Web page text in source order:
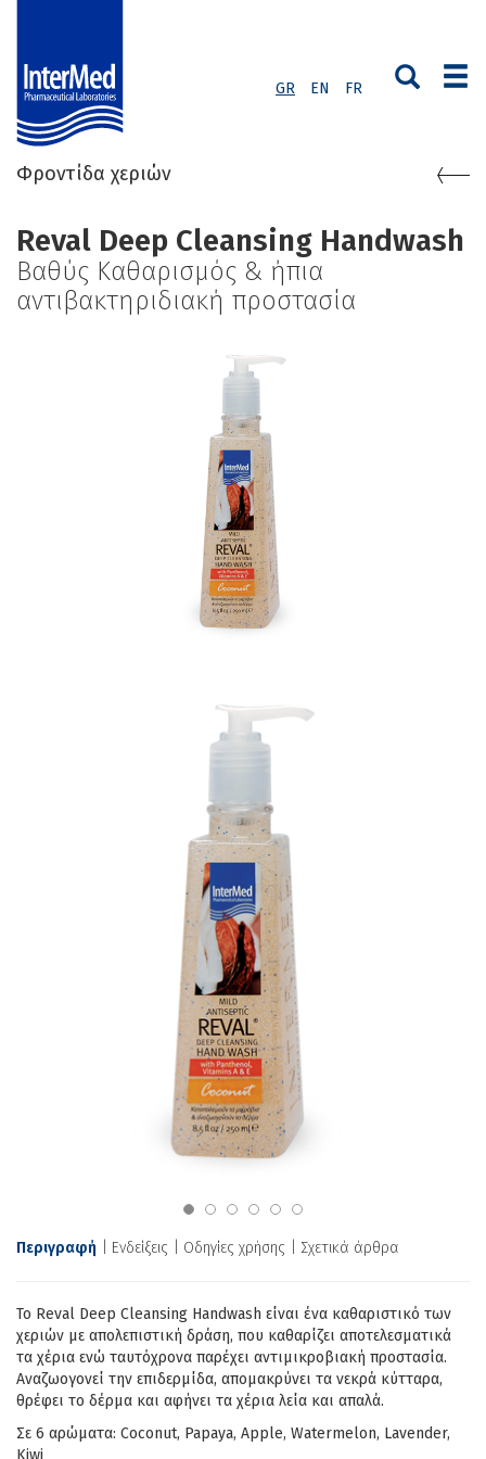
GR EN FR
Φροντίδα χεριών
Reval Deep Cleansing Handwash
Βαθύς Καθαρισμός & ήπια
αντιβακτηριδιακή προστασία
Περιγραφή Ενδείξεις Οδηγίες χρήσης Σχετικά άρθρα
Το Reval Deep Cleansing Handwash είναι ένα καθαριστικό των
χεριών με απολεπιστική δράση, που καθαρίζει αποτελεσματικά
τα χέρια ενώ ταυτόχρονα παρέχει αντιμικροβιακή προστασία.
Αναζωογονεί την επιδερμίδα, απομακρύνει τα νεκρά κύτταρα,
θρέφει το δέρμα και αφήνει τα χέρια λεία και απαλά.
Σε 6 αρώματα: Coconut, Papaya, Apple, Watermelon, Lavender,
Kiwi